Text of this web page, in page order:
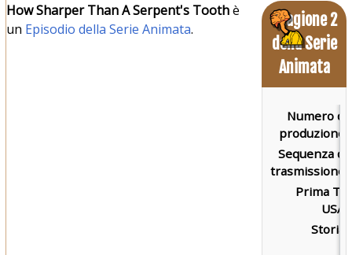
Stagione 2
della Serie
Animata
Numero di
produzione:
Sequenza di
trasmissione:
Prima TV
USA:
Storia:
How Sharper Than A Serpent's Toothè
un Episodio della Serie Animata.